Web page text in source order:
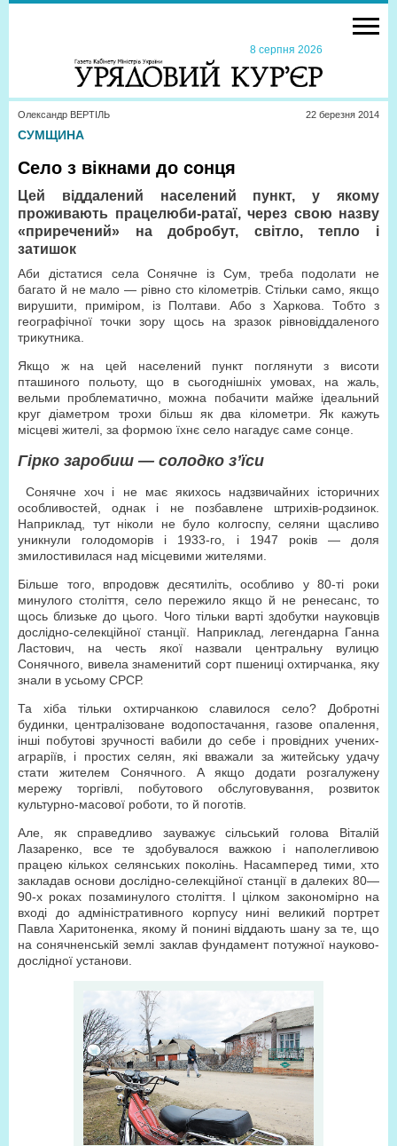
8 серпня 2026
Олександр ВЕРТІЛЬ 22 березня 2014
СУМЩИНА
Село з вікнами до сонця
Цей віддалений населений пункт, у якому
проживають працелюби-ратаї, через свою назву
«приречений» на добробут, світло, тепло і
затишок
Аби дістатися села Сонячне із Сум, треба подолати не
багато й не мало — рівно сто кілометрів. Стільки само, якщо
вирушити, приміром, із Полтави. Або з Харкова. Тобто з
географічної точки зору щось на зразок рівновіддаленого
трикутника.
Якщо ж на цей населений пункт поглянути з висоти
пташиного польоту, що в сьогоднішніх умовах, на жаль,
вельми проблематично, можна побачити майже ідеальний
круг діаметром трохи більш як два кілометри. Як кажуть
місцеві жителі, за формою їхнє село нагадує саме сонце.
Гірко заробиш — солодко з’їси
Сонячне хоч і не має якихось надзвичайних історичних
особливостей, однак і не позбавлене штрихів-родзинок.
Наприклад, тут ніколи не було колгоспу, селяни щасливо
уникнули голодоморів і 1933-го, і 1947 років — доля
змилостивилася над місцевими жителями.
Більше того, впродовж десятиліть, особливо у 80-ті роки
минулого століття, село пережило якщо й не ренесанс, то
щось близьке до цього. Чого тільки варті здобутки науковців
дослідно-селекційної станції. Наприклад, легендарна Ганна
Ластович, на честь якої назвали центральну вулицю
Сонячного, вивела знаменитий сорт пшениці охтирчанка, яку
знали в усьому СРСР.
Та хіба тільки охтирчанкою славилося село? Добротні
будинки, централізоване водопостачання, газове опалення,
інші побутові зручності вабили до себе і провідних учених-
аграріїв, і простих селян, які вважали за житейську удачу
стати жителем Сонячного. А якщо додати розгалужену
мережу торгівлі, побутового обслуговування, розвиток
культурно-масової роботи, то й поготів.
Але, як справедливо зауважує сільський голова Віталій
Лазаренко, все те здобувалося важкою і наполегливою
працею кількох селянських поколінь. Насамперед тими, хто
закладав основи дослідно-селекційної станції в далеких 80—
90-х роках позаминулого століття. І цілком закономірно на
вході до адміністративного корпусу нині великий портрет
Павла Харитоненка, якому й понині віддають шану за те, що
на сонячненській землі заклав фундамент потужної науково-
дослідної установи.